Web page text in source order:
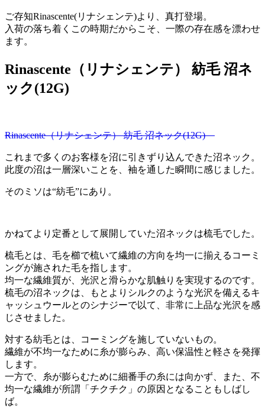
ご存知Rinascente(リナシェンテ)より、真打登場。
入荷の落ち着くこの時期だからこそ、一際の存在感を漂わせ
ます。
Rinascente（リナシェンテ） 紡毛 沼ネ
ック(12G)
Rinascente（リナシェンテ） 紡毛 沼ネック(12G)
これまで多くのお客様を沼に引きずり込んできた沼ネック。
此度の沼は一層深いことを、袖を通した瞬間に感じました。
そのミソは“紡毛”にあり。
かねてより定番として展開していた沼ネックは梳毛でした。
梳毛とは、毛を櫛で梳いて繊維の方向を均一に揃えるコーミ
ングが施された毛を指します。
均一な繊維質が、光沢と滑らかな肌触りを実現するのです。
梳毛の沼ネックは、もとよりシルクのような光沢を備えるキ
ャッシュウールとのシナジーで以て、非常に上品な光沢を感
じさせました。
対する紡毛とは、コーミングを施していないもの。
繊維が不均一なために糸が膨らみ、高い保温性と軽さを発揮
します。
一方で、糸が膨らむために細番手の糸には向かず、また、不
均一な繊維が所謂「チクチク」の原因となることもしばし
ば。